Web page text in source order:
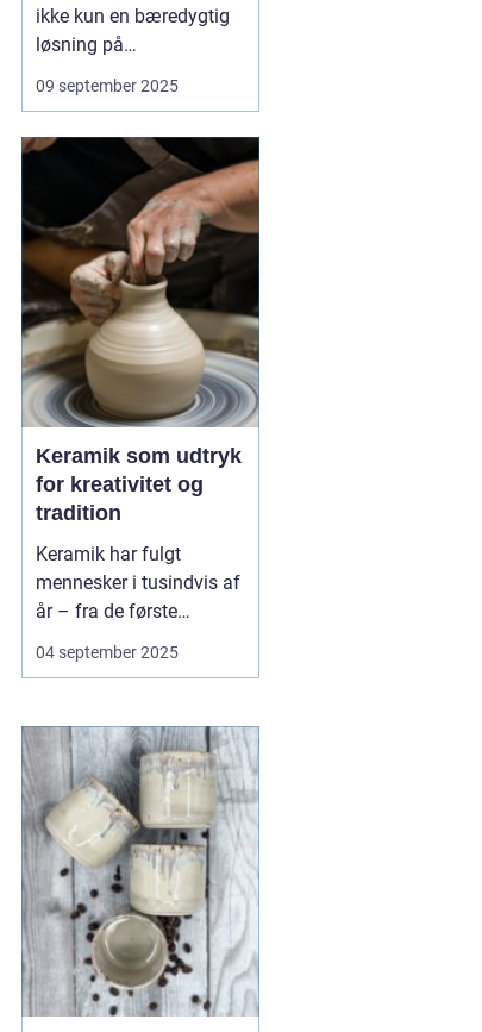
ikke kun en bæredygtig
løsning på
affaldsproblemet, de kan
også være en kilde til
gamle glas, stofrester
eller papkasser med nye
øjne, åbner vi f...
09 september 2025
Keramik som udtryk
for kreativitet og
tradition
Keramik har fulgt
mennesker i tusindvis af
år – fra de første
lerkrukker til nutidens
kunstneriske værker. Det
håndværkstradition, der
både har praktisk og
kulturel betydning, og
som samtidig giver pla...
04 september 2025